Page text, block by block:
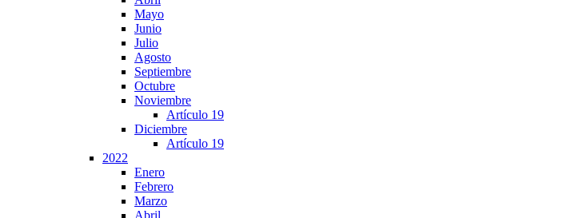
Mayo
Junio
Julio
Agosto
Septiembre
Octubre
Noviembre
Artículo 19
Diciembre
Artículo 19
2022
Enero
Febrero
Marzo
Abril